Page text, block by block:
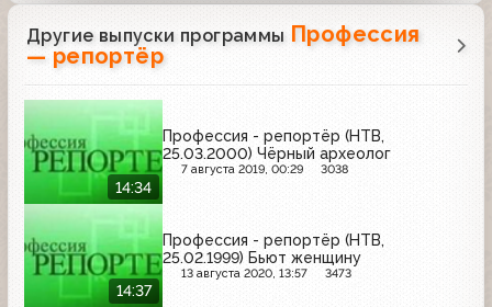
Другие выпуски программы Профессия
— репортёр
14:34
Профессия - репортёр (НТВ,
25.03.2000) Чёрный археолог
7 августа 2019, 00:29 3038
14:37
Профессия - репортёр (НТВ,
25.02.1999) Бьют женщину
13 августа 2020, 13:57 3473